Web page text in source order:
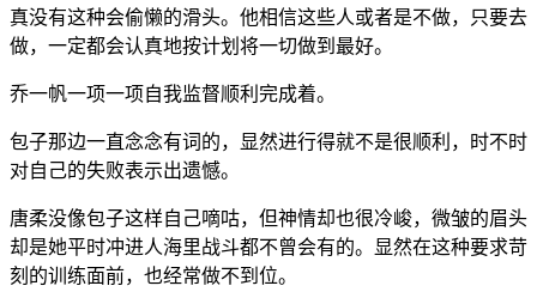
真没有这种会偷懒的滑头。他相信这些人或者是不做，只要去
做，一定都会认真地按计划将一切做到最好。
乔一帆一项一项自我监督顺利完成着。
包子那边一直念念有词的，显然进行得就不是很顺利，时不时
对自己的失败表示出遗憾。
唐柔没像包子这样自己嘀咕，但神情却也很冷峻，微皱的眉头
却是她平时冲进人海里战斗都不曾会有的。显然在这种要求苛
刻的训练面前，也经常做不到位。